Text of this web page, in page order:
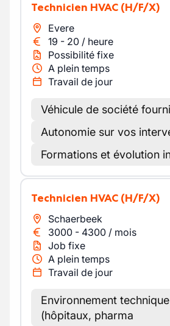
Technicien HVAC (H/F/X)
Evere
19 - 20 / heure
Possibilité fixe
A plein temps
Travail de jour
Véhicule de société fourni
Autonomie sur vos
Formations et évolution
Technicien HVAC (H/F/X)
Schaerbeek
3000 - 4300 / mois
Job fixe
A plein temps
Travail de jour
Environnement
(hôpitaux, pharma